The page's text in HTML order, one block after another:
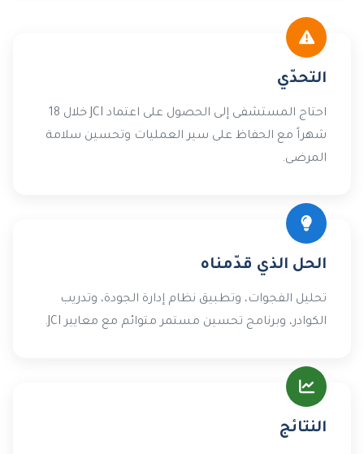
التحدّي
احتاج المستشفى إلى الحصول على اعتماد JCI خلال 18
شهراً مع الحفاظ على سير العمليات وتحسين سلامة
المرضى.
الحل الذي قدّمناه
تحليل الفجوات، وتطبيق نظام إدارة الجودة، وتدريب
الكوادر، وبرنامج تحسين مستمر متوائم مع معايير JCI.
النتائج